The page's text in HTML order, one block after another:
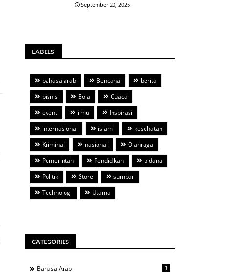
September 20, 2025
LABELS
bahasa arab Bencana
berita
bisnis
Bola
Cuaca
event
ilmu
Inspirasi
internasional
islami
kesehatan
Kriminal
nasional
Olahraga
Pemerintah
Pendidikan
pidana
Politik
Store
sumbar
Technologi
Utama
CATEGORIES
Bahasa Arab 1